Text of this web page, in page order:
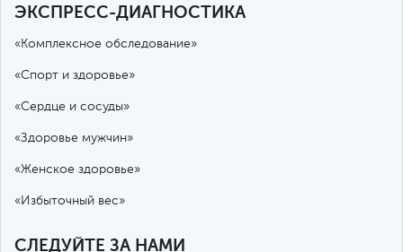
ЭКСПРЕСС-ДИАГНОСТИКА
«Комплексное обследование»
«Спорт и здоровье»
«Сердце и сосуды»
«Здоровье мужчин»
«Женское здоровье»
«Избыточный вес»
СЛЕДУЙТЕ ЗА НАМИ